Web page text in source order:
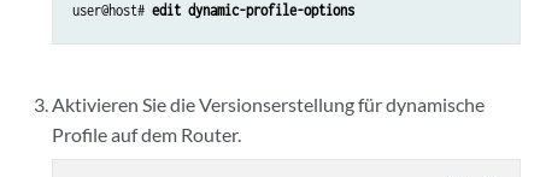
user@host# edit dynamic-profile-options
Aktivieren Sie die Versionserstellung für dynamische
Profile auf dem Router.